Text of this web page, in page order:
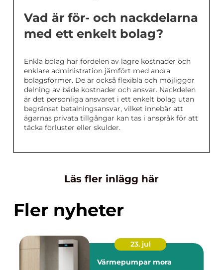
Vad är för- och nackdelarna
med ett enkelt bolag?
Enkla bolag har fördelen av lägre kostnader och
enklare administration jämfört med andra
bolagsformer. De är också flexibla och möjliggör
delning av både kostnader och ansvar. Nackdelen
är det personliga ansvaret i ett enkelt bolag utan
begränsat betalningsansvar, vilket innebär att
ägarnas privata tillgångar kan tas i anspråk för att
täcka förluster eller skulder.
Läs fler inlägg här
Fler nyheter
23. jul
Värmepumpar mora